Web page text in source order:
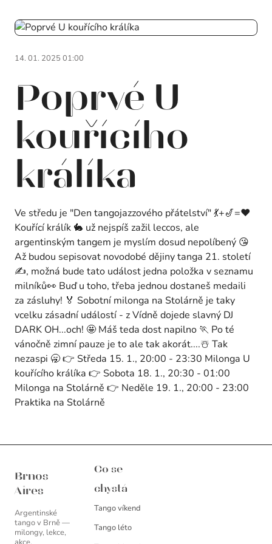
14. 01. 2025 01:00
Poprvé U
kouřícího
králíka
Ve středu je "Den tangojazzového přátelství" 💃+🎷=❤️
Kouřící králík 🐇 už nejspíš zažil leccos, ale
argentinským tangem je myslím dosud nepolíbený 😘
Až budou sepisovat novodobé dějiny tanga 21. století
✍️, možná bude tato událost jedna položka v seznamu
milníků👀 Buď u toho, třeba jednou dostaneš medaili
za zásluhy! 🏅 Sobotní milonga na Stolárně je taky
vcelku zásadní událostí - z Vídně dojede slavný DJ
DARK OH...och! 🤩 Máš teda dost napilno 🏃 Po té
vánočně zimní pauze je to ale tak akorát....☃️ Tak
nezaspi 🥱 👉 Středa 15. 1., 20:00 - 23:30 Milonga U
kouřícího králíka 👉 Sobota 18. 1., 20:30 - 01:00
Milonga na Stolárně 👉 Neděle 19. 1., 20:00 - 23:00
Praktika na Stolárně
Brnos
Aires
Argentinské
tango v Brně —
milongy, lekce,
Co se
chystá
Tango víkend
Tango léto